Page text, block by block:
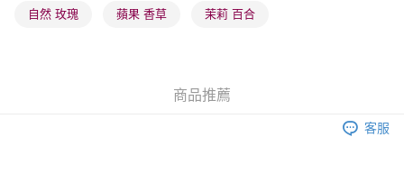
取。逾期會取消訂單，並不會安排重寄
自然 玫瑰 蘋果 香草 茉莉 百合
商品推薦
客服